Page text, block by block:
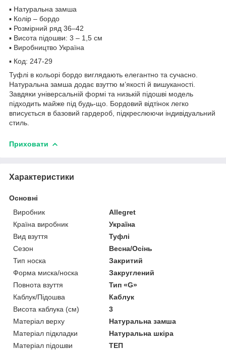
▪️ Натуральна замша
▪️ Колір – бордо
▪️ Розмірний ряд 36–42
▪️ Висота підошви: 3 – 1,5 см
▪️ Виробництво Україна
▪️ Код: 247-29
Туфлі в кольорі бордо виглядають елегантно та сучасно.
Натуральна замша додає взуттю м’якості й вишуканості.
Завдяки універсальній формі та низькій підошві модель
підходить майже під будь-що. Бордовий відтінок легко
вписується в базовий гардероб, підкреслюючи індивідуальний
стиль.
Приховати
Характеристики
Основні
Виробник
Allegret
Країна виробник
Україна
Вид взуття
Туфлі
Сезон
Весна/Осінь
Тип носка
Закритий
Форма миска/носка
Закруглений
Повнота взуття
Тип «G»
Каблук/Підошва
Каблук
Висота каблука (см)
3
Матеріал верху
Натуральна замша
Матеріал підкладки
Натуральна шкіра
Матеріал підошви
ТЕП